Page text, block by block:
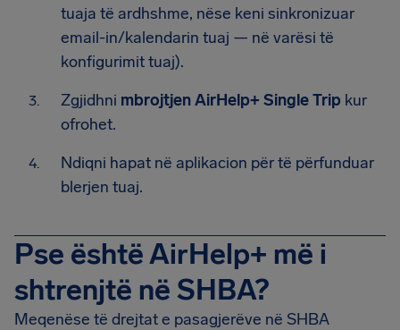
tuaja të ardhshme, nëse keni sinkronizuar
email-in/kalendarin tuaj — në varësi të
konfigurimit tuaj).
Zgjidhni mbrojtjen AirHelp+ Single Trip kur
ofrohet.
Ndiqni hapat në aplikacion për të përfunduar
blerjen tuaj.
Pse është AirHelp+ më i
shtrenjtë në SHBA?
Meqenëse të drejtat e pasagjerëve në SHBA